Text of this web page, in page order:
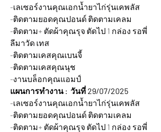
-เลเซอร์งานคุณเอกน้ำยาไก่รุ่นเคพลัส
-ติดตามยอดคุณปอนด์ ติดตามเคลม
-ติดตาม+ ตัดผ้าคุณรุจ ตัดไป 1 กล่อง รอพี่
ลีมาวัด เทส
-ติดตามเคสคุณเบนจี้
-ติดตามเคสคุณนุช
-งานบล็อกคุณแอมป์
แผนการทำงาน :  วันที่ 29/07/2025
-เลเซอร์งานคุณเอกน้ำยาไก่รุ่นเคพลัส
-ติดตามยอดคุณปอนด์ ติดตามเคลม
-ติดตาม+ ตัดผ้าคุณรุจ ตัดไป 1 กล่อง รอพี่